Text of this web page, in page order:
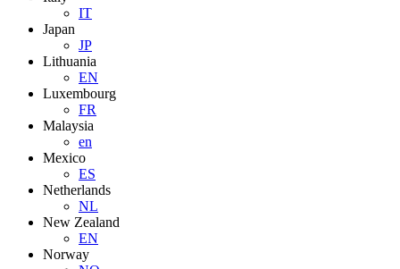
IT
Japan
JP
Lithuania
EN
Luxembourg
FR
Malaysia
en
Mexico
ES
Netherlands
NL
New Zealand
EN
Norway